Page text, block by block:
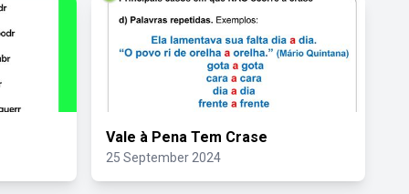
Vale à Pena Tem Crase
25 September 2024